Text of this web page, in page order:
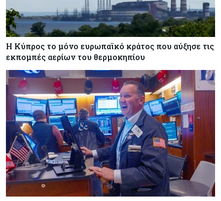
Η Κύπρος το μόνο ευρωπαϊκό κράτος που αύξησε τις
εκπομπές αερίων του θερμοκηπίου